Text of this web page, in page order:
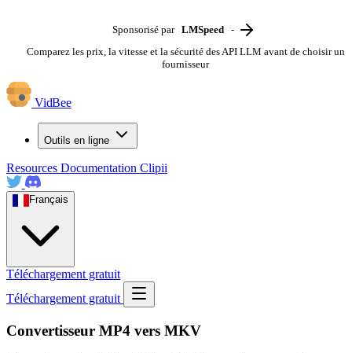
Sponsorisé par LMSpeed
-
Comparez les prix, la vitesse et la sécurité des API LLM avant de choisir un
fournisseur
VidBee
Outils en ligne
Resources Documentation Clipii
Français
Téléchargement gratuit
Téléchargement gratuit
Convertisseur MP4 vers MKV